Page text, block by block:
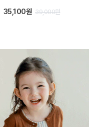
27,200원 34,000원